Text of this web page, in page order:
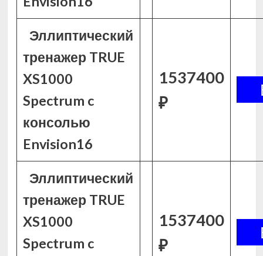
Эллиптический
тренажер TRUE
XS1000
Spectrum c
консолью
Envision16
1537400
₽
Эллиптический
тренажер TRUE
XS1000
Spectrum c
1537400
₽